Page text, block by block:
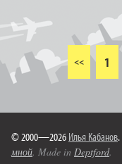
<< 1
© 2000—2026 Илья Кабанов.
мной. Made in Deptford.